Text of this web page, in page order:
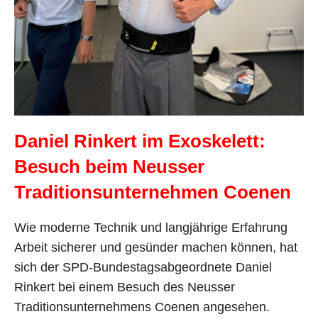
Daniel Rinkert im Exoskelett:
Besuch beim Neusser
Traditionsunternehmen Coenen
Wie moderne Technik und langjährige Erfahrung
Arbeit sicherer und gesünder machen können, hat
sich der SPD-Bundestagsabgeordnete Daniel
Rinkert bei einem Besuch des Neusser
Traditionsunternehmens Coenen angesehen.